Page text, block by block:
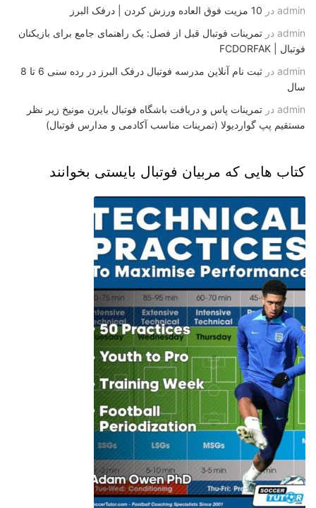
admin در 10 مزیت فوق العاده ورزش کردن | درفک البرز
admin در تمرینات فوتبال قبل از فصل: یک راهنمای جامع برای بازیکنان
فوتبال | FCDORFAK
admin در
ثبت نام آنلاین مدرسه فوتبال درفک البرز در رده سنی 6 تا 8
سال
admin در تمرینات پاس و دریافت باشگاه فوتبال بایرن مونیخ زیر نظر
مستقیم پپ گواردیولا (تمرینات مناسب آکادمی و مدارس فوتبال)
کتاب هایی که مربیان فوتبال بایستی بخوانند